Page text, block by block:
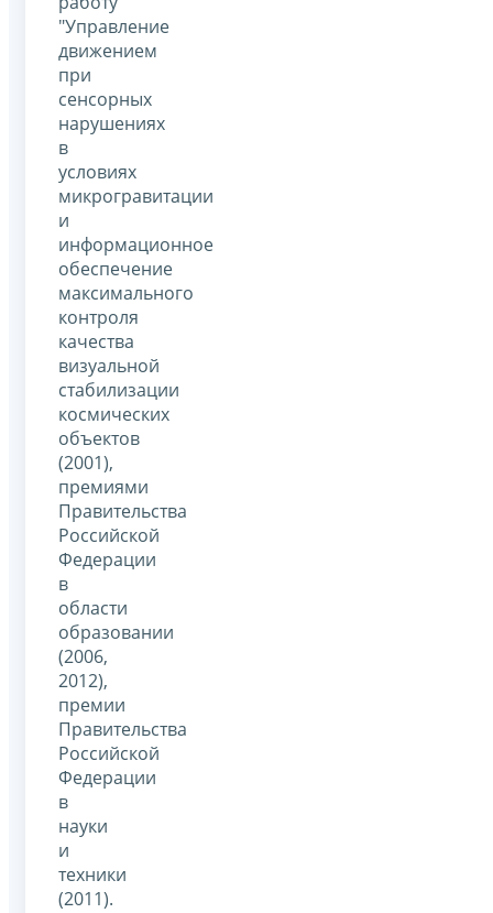
"Управление
движением
при
сенсорных
нарушениях
в
условиях
микрогравитации
и
информационное
обеспечение
максимального
контроля
качества
визуальной
стабилизации
космических
объектов
(2001),
премиями
Правительства
Российской
Федерации
в
области
образовании
(2006,
2012),
премии
Правительства
Российской
Федерации
в
науки
и
техники
(2011).